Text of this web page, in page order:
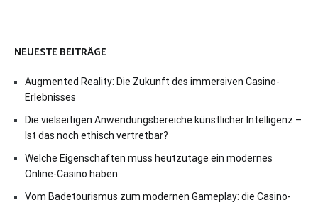
NEUESTE BEITRÄGE
Augmented Reality: Die Zukunft des immersiven Casino-
Erlebnisses
Die vielseitigen Anwendungsbereiche künstlicher Intelligenz –
Ist das noch ethisch vertretbar?
Welche Eigenschaften muss heutzutage ein modernes
Online-Casino haben
Vom Badetourismus zum modernen Gameplay: die Casino-